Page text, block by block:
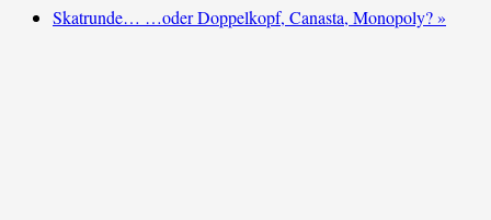
Skatrunde… …oder Doppelkopf, Canasta, Monopoly?»